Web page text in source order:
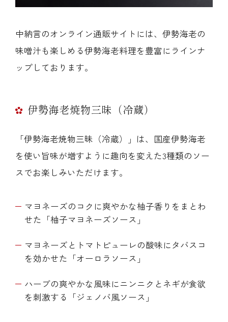
中納言のオンライン通販サイトには、伊勢海老の
味噌汁も楽しめる伊勢海老料理を豊富にラインナ
ップしております。
伊勢海老焼物三昧（冷蔵）
「伊勢海老焼物三昧（冷蔵）」は、国産伊勢海老
を使い旨味が増すように趣向を変えた3種類のソー
スでお楽しみいただけます。
マヨネーズのコクに爽やかな柚子香りをまとわ
せた「柚子マヨネーズソース」
マヨネーズとトマトピューレの酸味にタバスコ
を効かせた「オーロラソース」
ハーブの爽やかな風味にニンニクとネギが食欲
を刺激する「ジェノバ風ソース」